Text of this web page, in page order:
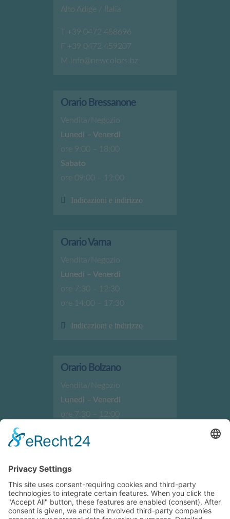
Alto Adige / Italia
T +39 0472 458696
F +39 0472 459207
M info@newcolors.bz
Orario Bressanone
Vendita/Negozio
Lunedi – Venerdi
ore 9:00 – 18:00
Sabato
ore 09:00 – 12:00
Indicazioni e indirizzo
Orario Varna
Vendita/Negozio
Lunedi – Venerdi
ore 7:30 – 12:30
ore 14:00 – 17:30
Indicazioni e indirizzo
Orario Bolzano
Vendita/Negozio
Lunedi – Venerdi
ore 7:30 – 12:00
Orario Brunico
Vendita/Negozio